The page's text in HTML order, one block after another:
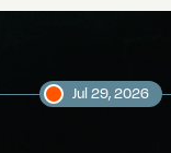
Jul 29, 2026